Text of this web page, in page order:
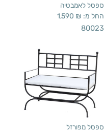
ספסל לאמבטיה
החל מ: 1,590 ₪
80023
ספסל מפורזל